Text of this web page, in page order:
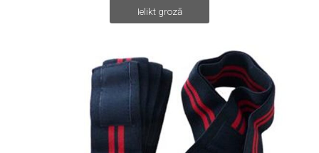
Ielikt grozā